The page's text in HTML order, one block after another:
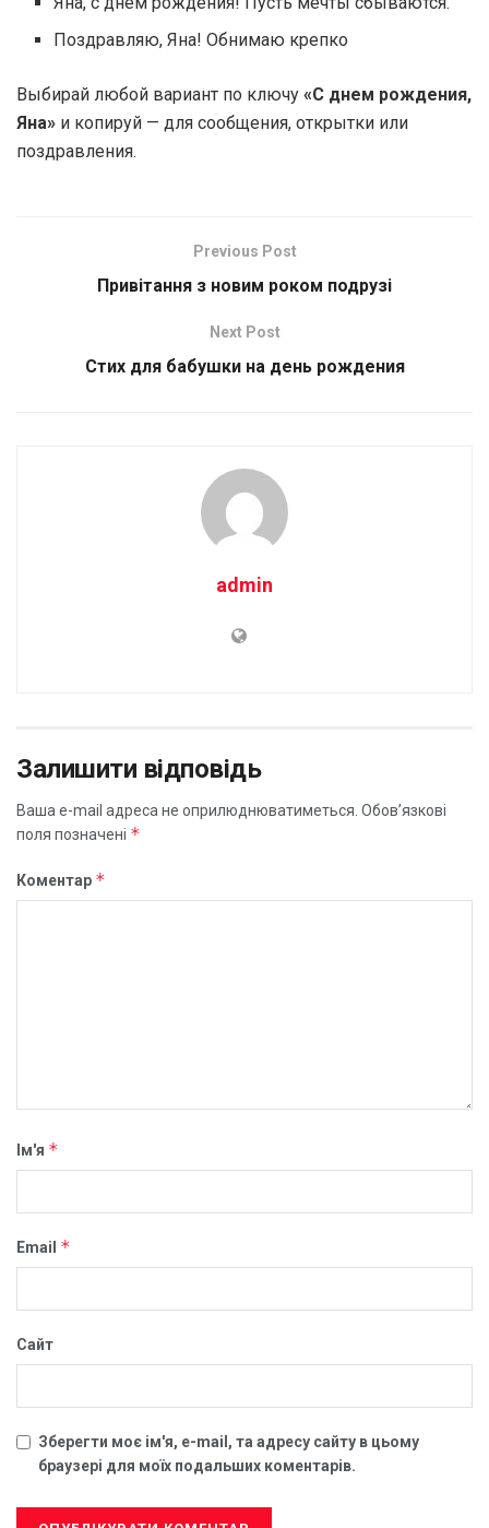
Поздравляю, Яна! Обнимаю крепко
Выбирай любой вариант по ключу «С днем рождения,
Яна» и копируй — для сообщения, открытки или
поздравления.
Previous Post
Привітання з новим роком подрузі
Next Post
Стих для бабушки на день рождения
admin
Залишити відповідь
Ваша e-mail адреса не оприлюднюватиметься. Обов’язкові
поля позначені *
Коментар *
Ім'я *
Email *
Сайт
Зберегти моє ім'я, e-mail, та адресу сайту в цьому
браузері для моїх подальших коментарів.